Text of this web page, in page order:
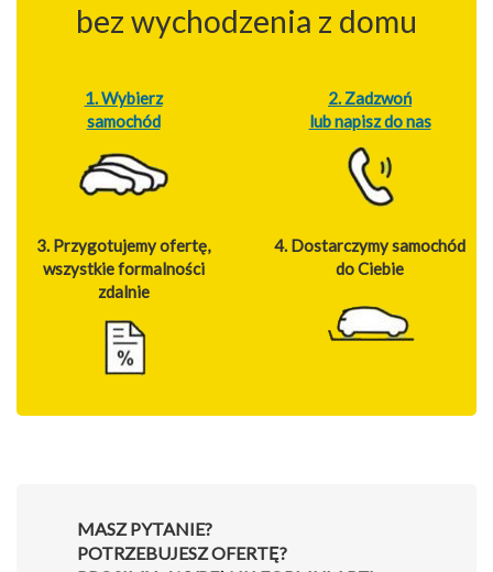
bez wychodzenia z domu
1. Wybierz
samochód
2. Zadzwoń
lub napisz do nas
3. Przygotujemy ofertę,
wszystkie formalności
zdalnie
4. Dostarczymy samochód
do Ciebie
MASZ PYTANIE?
POTRZEBUJESZ OFERTĘ?